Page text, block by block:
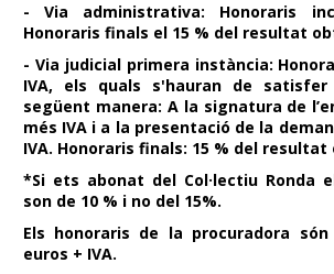
- Via administrativa: Honoraris
Honoraris finals el 15 % del resultat
- Via judicial primera instància:
IVA, els quals s'hauran de
següent manera: A la signatura de
més IVA i a la presentació de la
IVA. Honoraris finals: 15 % del
*Si ets abonat del Col·lectiu Ronda
son de 10 % i no del 15%.
Els honoraris de la procuradora
euros + IVA.